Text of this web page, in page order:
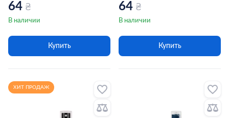
64 ₴
В наличии
Купить
64 ₴
В наличии
Купить
ХИТ ПРОДАЖ